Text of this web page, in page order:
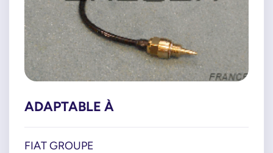
ADAPTABLE À
FIAT GROUPE